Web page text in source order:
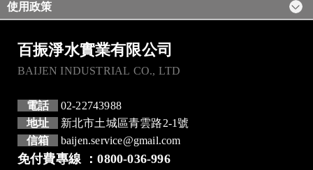
使用政策
百振淨水實業有限公司
BAIJEN INDUSTRIAL CO., LTD
電話
02-22743988
地址
新北市土城區青雲路2-1號
信箱
baijen.service@gmail.com
免付費專線 ：0800-036-996